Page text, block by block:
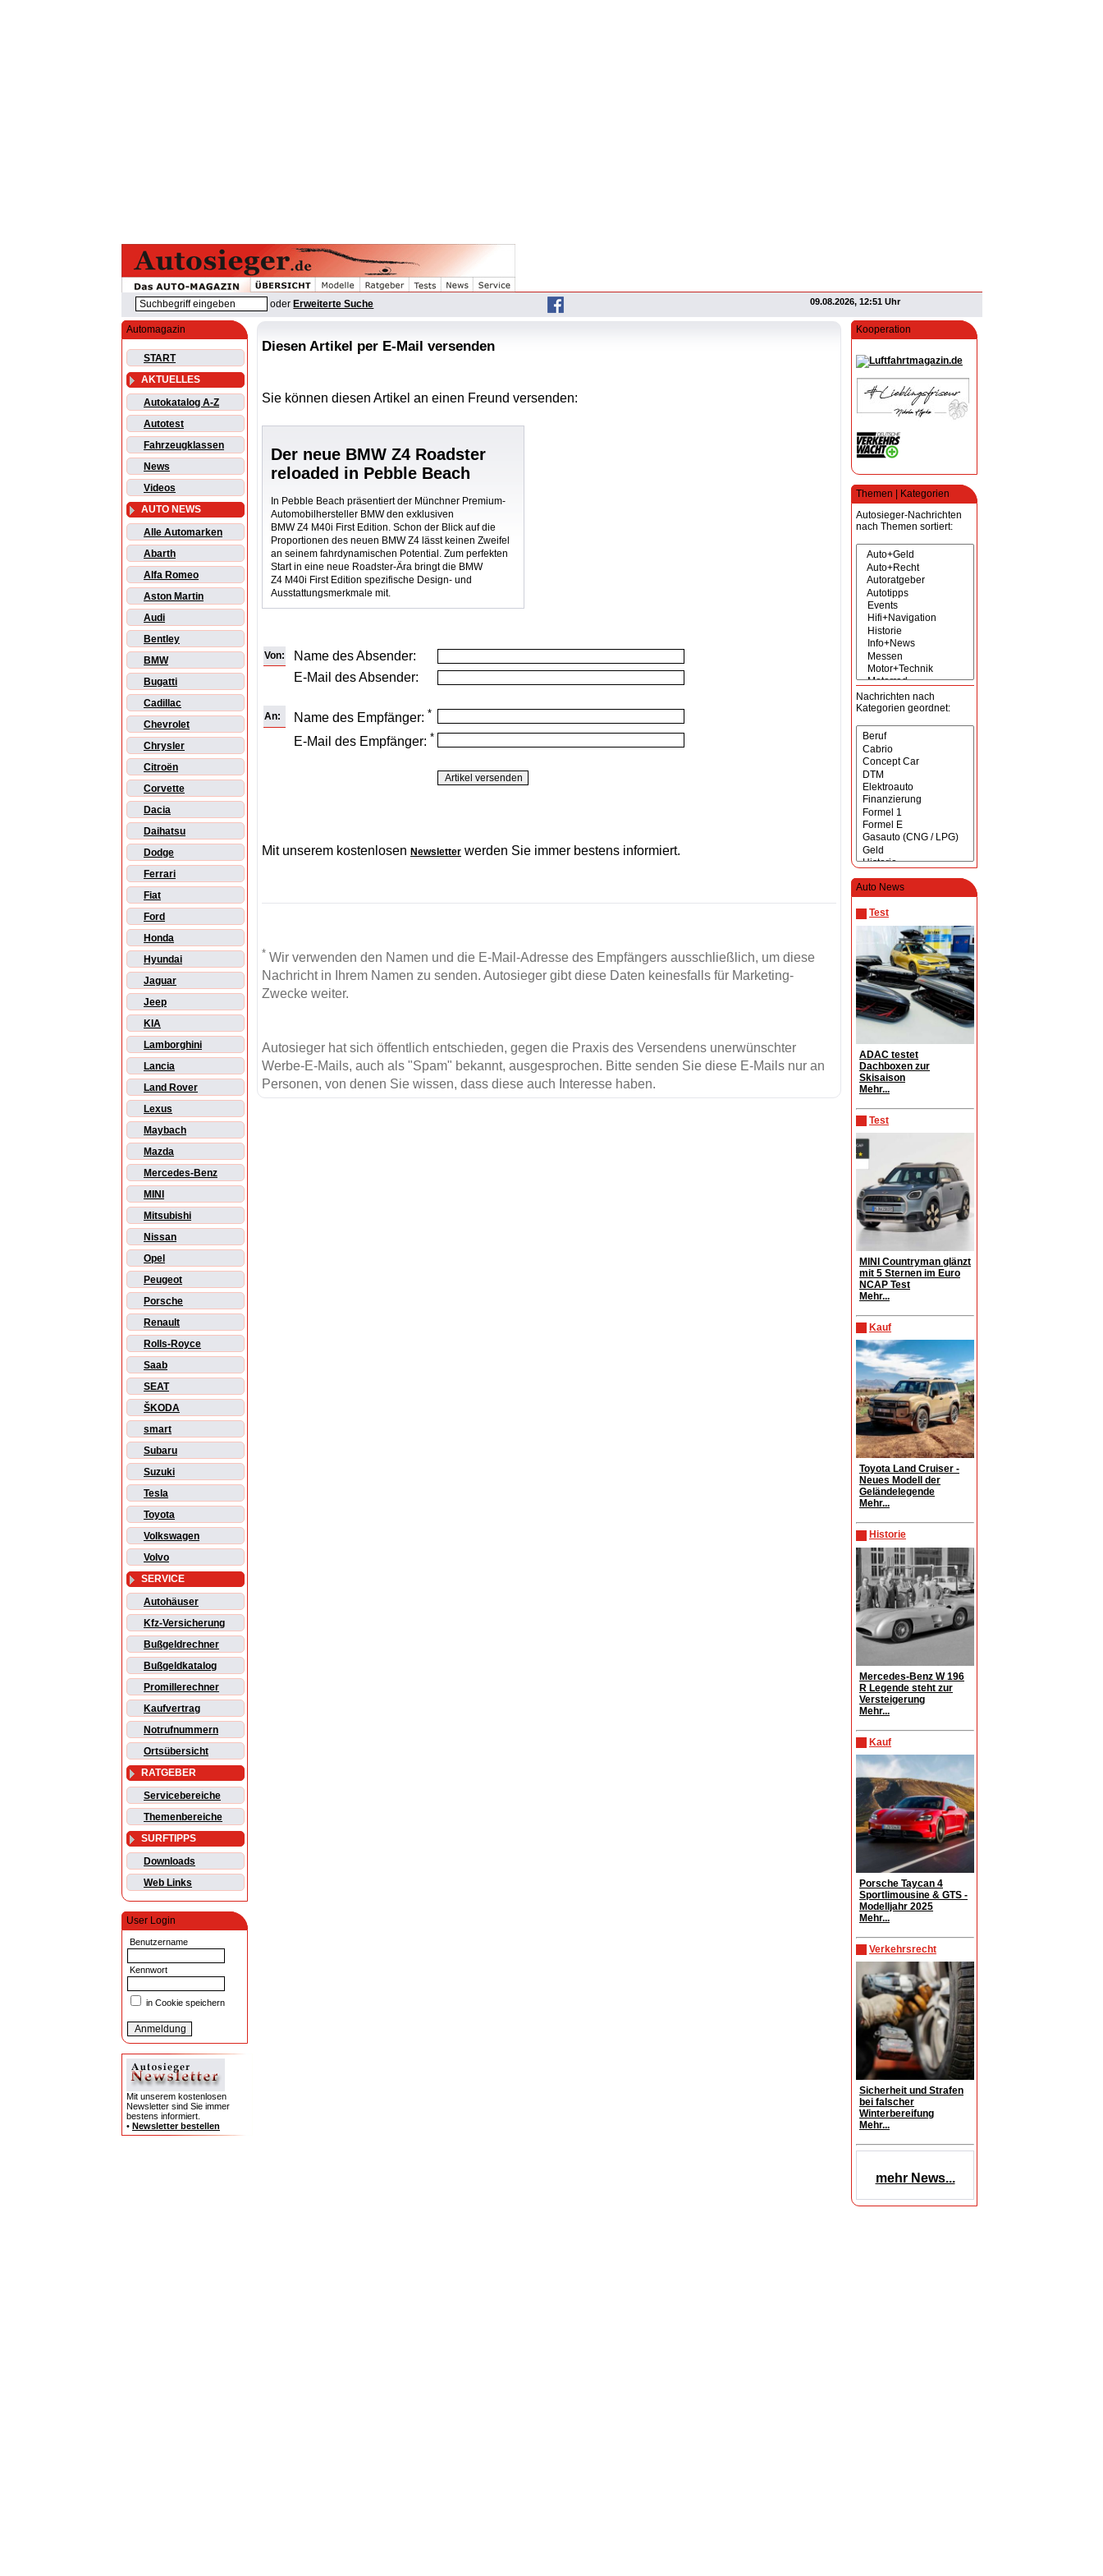
oder Erweiterte Suche 09.08.2026, 12:51 Uhr
Automagazin
START
AKTUELLES
Autokatalog A-Z
Autotest
Fahrzeugklassen
News
Videos
AUTO NEWS
Alle Automarken
Abarth
Alfa Romeo
Aston Martin
Audi
Bentley
BMW
Bugatti
Cadillac
Chevrolet
Chrysler
Citroën
Corvette
Dacia
Daihatsu
Dodge
Ferrari
Fiat
Ford
Honda
Hyundai
Jaguar
Jeep
KIA
Lamborghini
Lancia
Land Rover
Lexus
Maybach
Mazda
Mercedes-Benz
MINI
Mitsubishi
Nissan
Opel
Peugeot
Porsche
Renault
Rolls-Royce
Saab
SEAT
ŠKODA
smart
Subaru
Suzuki
Tesla
Toyota
Volkswagen
Volvo
SERVICE
Autohäuser
Kfz-Versicherung
Bußgeldrechner
Bußgeldkatalog
Promillerechner
Kaufvertrag
Notrufnummern
Ortsübersicht
RATGEBER
Servicebereiche
Themenbereiche
SURFTIPPS
Downloads
Web Links
User Login
Benutzername
Kennwort
in Cookie speichern
Mit unserem kostenlosen
Newsletter sind Sie immer
bestens informiert.
• Newsletter bestellen
Kooperation
Themen | Kategorien
Autosieger-Nachrichten
nach Themen sortiert:
Nachrichten nach
Kategorien geordnet:
Auto News
Test
ADAC testet
Dachboxen zur
Skisaison
Mehr...
Test
MINI Countryman glänzt
mit 5 Sternen im Euro
NCAP Test
Mehr...
Kauf
Toyota Land Cruiser -
Neues Modell der
Geländelegende
Mehr...
Historie
Mercedes-Benz W 196
R Legende steht zur
Versteigerung
Mehr...
Kauf
Porsche Taycan 4
Sportlimousine & GTS -
Modelljahr 2025
Mehr...
Verkehrsrecht
Sicherheit und Strafen
bei falscher
Winterbereifung
Mehr...
mehr News...
Diesen Artikel per E-Mail versenden
Sie können diesen Artikel an einen Freund versenden:
Der neue BMW Z4 Roadster
reloaded in Pebble Beach
In Pebble Beach präsentiert der Münchner Premium-
Automobilhersteller BMW den exklusiven
BMW Z4 M40i First Edition. Schon der Blick auf die
Proportionen des neuen BMW Z4 lässt keinen Zweifel
an seinem fahrdynamischen Potential. Zum perfekten
Start in eine neue Roadster-Ära bringt die BMW
Z4 M40i First Edition spezifische Design- und
Ausstattungsmerkmale mit.
Von:
Name des Absender:
E-Mail des Absender:
An: Name des Empfänger: *
E-Mail des Empfänger: *
Mit unserem kostenlosen Newsletter werden Sie immer bestens informiert.
* Wir verwenden den Namen und die E-Mail-Adresse des Empfängers ausschließlich, um diese
Nachricht in Ihrem Namen zu senden. Autosieger gibt diese Daten keinesfalls für Marketing-
Zwecke weiter.
Autosieger hat sich öffentlich entschieden, gegen die Praxis des Versendens unerwünschter
Werbe-E-Mails, auch als "Spam" bekannt, ausgesprochen. Bitte senden Sie diese E-Mails nur an
Personen, von denen Sie wissen, dass diese auch Interesse haben.